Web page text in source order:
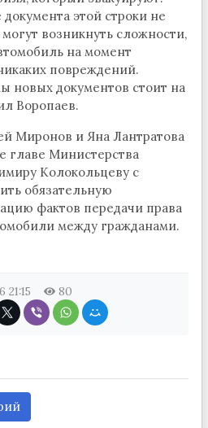
этой строки не
возникнуть сложности,
на момент
повреждений.
новых документов стоит на
Воропаев.
Миронов и Яна Лантратова
главе Министерства
Колокольцеву с
обязательную
фактов передачи права
между гражданами.
21:15 80